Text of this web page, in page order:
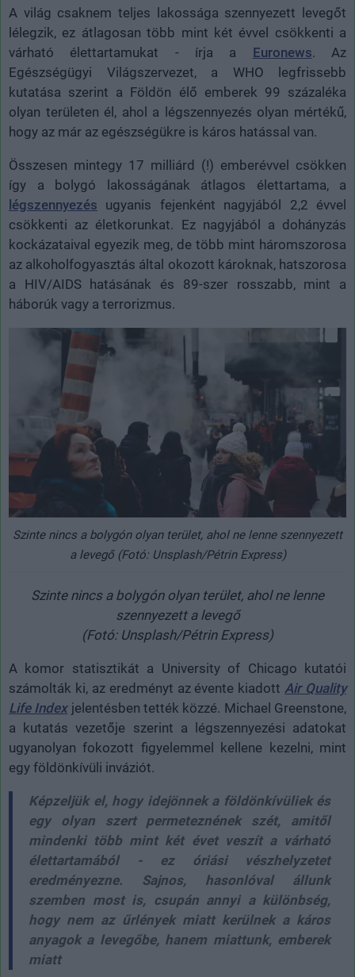
A világ csaknem teljes lakossága szennyezett levegőt
lélegzik, ez átlagosan több mint két évvel csökkenti a
várható élettartamukat - írja a Euronews. Az
Egészségügyi Világszervezet, a WHO legfrissebb
kutatása szerint a Földön élő emberek 99 százaléka
olyan területen él, ahol a légszennyezés olyan mértékű,
hogy az már az egészségükre is káros hatással van.
Összesen mintegy 17 milliárd (!) emberévvel csökken
így a bolygó lakosságának átlagos élettartama, a
légszennyezés ugyanis fejenként nagyjából 2,2 évvel
csökkenti az életkorunkat. Ez nagyjából a dohányzás
kockázataival egyezik meg, de több mint háromszorosa
az alkoholfogyasztás által okozott károknak, hatszorosa
a HIV/AIDS hatásának és 89-szer rosszabb, mint a
háborúk vagy a terrorizmus.
Szinte nincs a bolygón olyan terület, ahol ne lenne szennyezett
a levegő (Fotó: Unsplash/Pétrin Express)
Szinte nincs a bolygón olyan terület, ahol ne lenne
szennyezett a levegő
(Fotó: Unsplash/Pétrin Express)
A komor statisztikát a University of Chicago kutatói
számolták ki, az eredményt az évente kiadottAir Quality
Life Indexjelentésben tették közzé. Michael Greenstone,
a kutatás vezetője szerint a légszennyezési adatokat
ugyanolyan fokozott figyelemmel kellene kezelni, mint
egy földönkívüli inváziót.
Képzeljük el, hogy idejönnek a földönkívüliek és
egy olyan szert permeteznének szét, amitől
mindenki több mint két évet veszít a várható
élettartamából - ez óriási vészhelyzetet
eredményezne. Sajnos, hasonlóval állunk
szemben most is, csupán annyi a különbség,
hogy nem az űrlények miatt kerülnek a káros
anyagok a levegőbe, hanem miattunk, emberek
miatt